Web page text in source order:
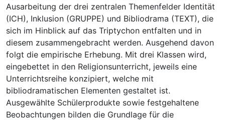
Ausarbeitung der drei zentralen Themenfelder Identität
(ICH), Inklusion (GRUPPE) und Bibliodrama (TEXT), die
sich im Hinblick auf das Triptychon entfalten und in
diesem zusammengebracht werden. Ausgehend davon
folgt die empirische Erhebung. Mit drei Klassen wird,
eingebettet in den Religionsunterricht, jeweils eine
Unterrichtsreihe konzipiert, welche mit
bibliodramatischen Elementen gestaltet ist.
Ausgewählte Schülerprodukte sowie festgehaltene
Beobachtungen bilden die Grundlage für die